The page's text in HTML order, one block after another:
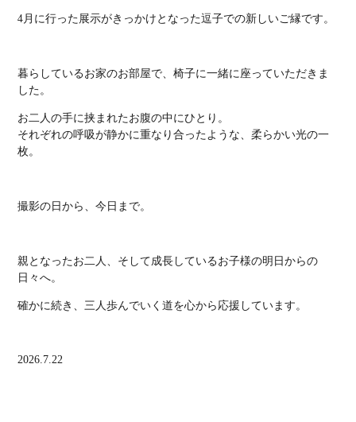
4月に行った展示がきっかけとなった逗子での新しいご縁です。
暮らしているお家のお部屋で、椅子に一緒に座っていただきま
した。
お二人の手に挟まれたお腹の中にひとり。
それぞれの呼吸が静かに重なり合ったような、柔らかい光の一
枚。
撮影の日から、今日まで。
親となったお二人、そして成長しているお子様の明日からの
日々へ。
確かに続き、三人歩んでいく道を心から応援しています。
2026.7.22